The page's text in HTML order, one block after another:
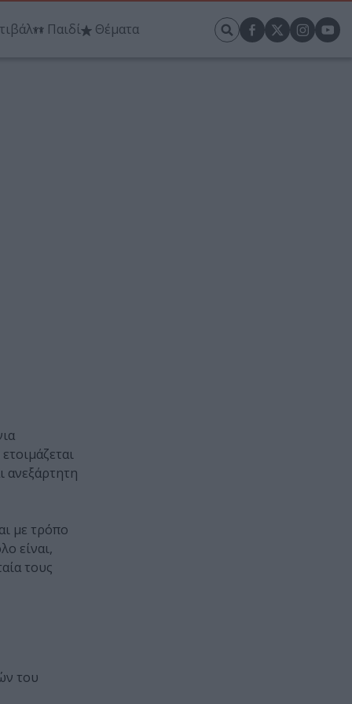
Παιδί Θέματα
ανεξάρτητη
με τρόπο
είναι,
τους
του